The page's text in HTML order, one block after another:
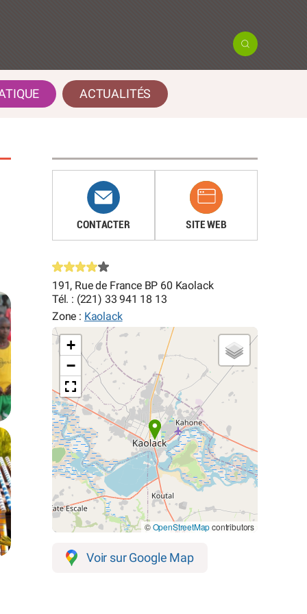
ACTUALITÉS
CONTACTER SITE WEB
191, Rue de France BP 60 Kaolack
Tél. : (221) 33 941 18 13
Zone : Kaolack
+
−
©OpenStreetMapcontributors
Voir sur Google Map